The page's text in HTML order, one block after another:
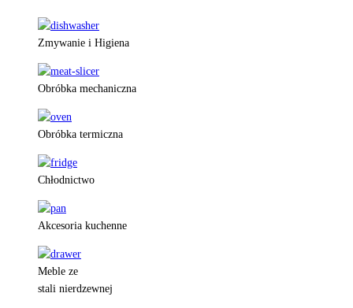
Zmywanie i Higiena
Obróbka mechaniczna
Obróbka termiczna
Chłodnictwo
Akcesoria kuchenne
Meble ze
stali nierdzewnej